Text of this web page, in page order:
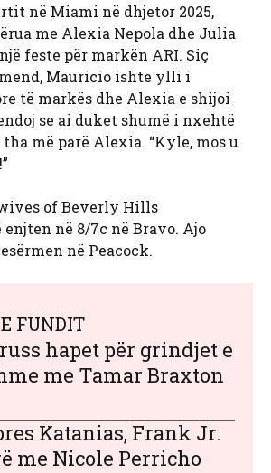
në Miami në dhjetor 2025,
me Alexia Nepola dhe Julia
feste për markën ARI. Siç
Mauricio ishte ylli i
të markës dhe Alexia e shijoi
se ai duket shumë i nxehtë
tha më parë Alexia. “Kyle, mos u
of Beverly Hills
në 8/7c në Bravo. Ajo
në Peacock.
FUNDIT
hapet për grindjet e
me Tamar Braxton
Katanias, Frank Jr.
me Nicole Perricho